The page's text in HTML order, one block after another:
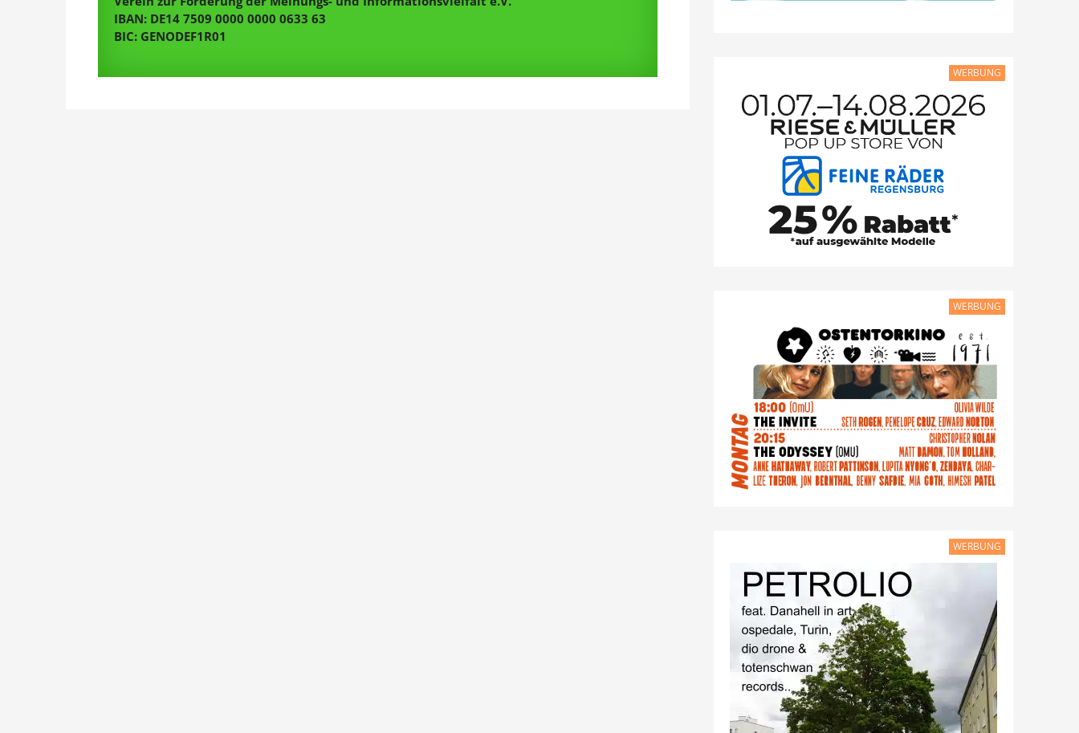
IBAN: DE14 7509 0000 0000 0633 63
BIC: GENODEF1R01
WERBUNG
WERBUNG
WERBUNG